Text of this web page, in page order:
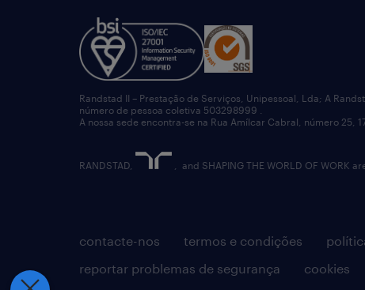
contacte-nos termos e condições
reportar problemas de segurança
cookies
Randstad II – Prestação de Serviços, Unipessoal, Lda; A
número de pessoa coletiva 503298999 .
A nossa sede encontra-se na Rua Amílcar Cabral, número 25,
RANDSTAD, , and SHAPING THE WORLD OF WORK